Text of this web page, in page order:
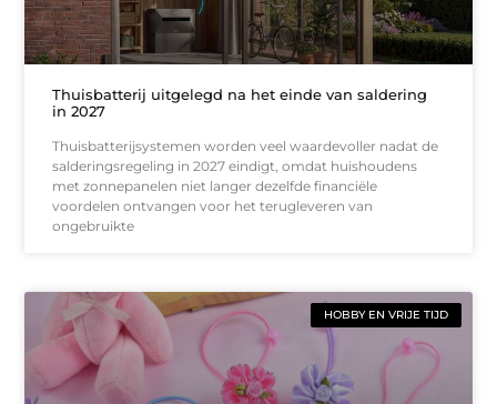
Thuisbatterij uitgelegd na het einde van saldering
in 2027
Thuisbatterijsystemen worden veel waardevoller nadat de
salderingsregeling in 2027 eindigt, omdat huishoudens
met zonnepanelen niet langer dezelfde financiële
voordelen ontvangen voor het terugleveren van
ongebruikte
HOBBY EN VRIJE TIJD